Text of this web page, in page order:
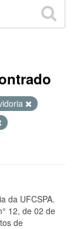
da UFCSPA.
12, de 02 de
de